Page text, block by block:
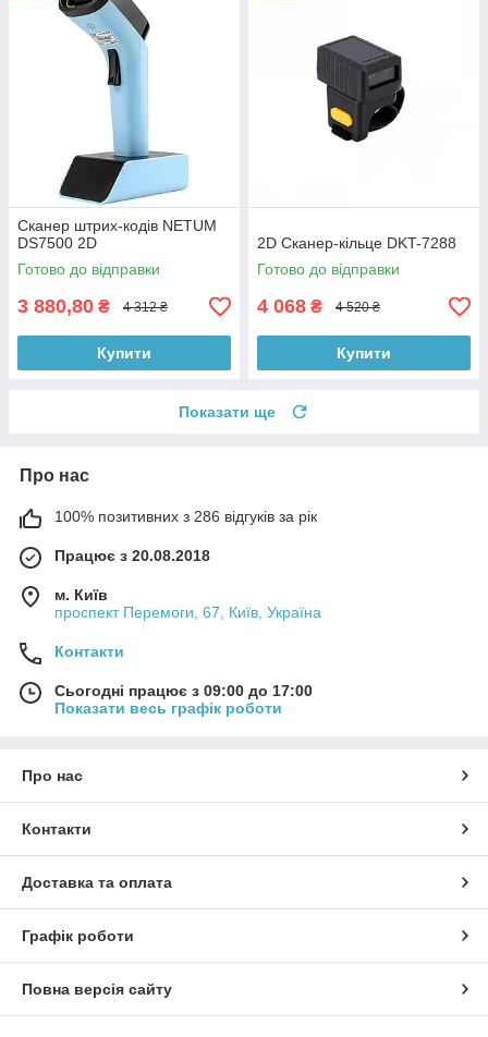
Сканер штрих-кодів NETUM
DS7500 2D
Готово до відправки
3 880,80 ₴ 4 312 ₴
Купити
2D Сканер-кільце DKT-7288
Готово до відправки
4 068 ₴ 4 520 ₴
Купити
Показати ще
Про нас
100% позитивних з 286 відгуків за рік
Працює з 20.08.2018
м. Київ
проспект Перемоги, 67, Київ, Україна
Контакти
Сьогодні працює з 09:00 до 17:00
Показати весь графік роботи
Про нас
Контакти
Доставка та оплата
Графік роботи
Повна версія сайту